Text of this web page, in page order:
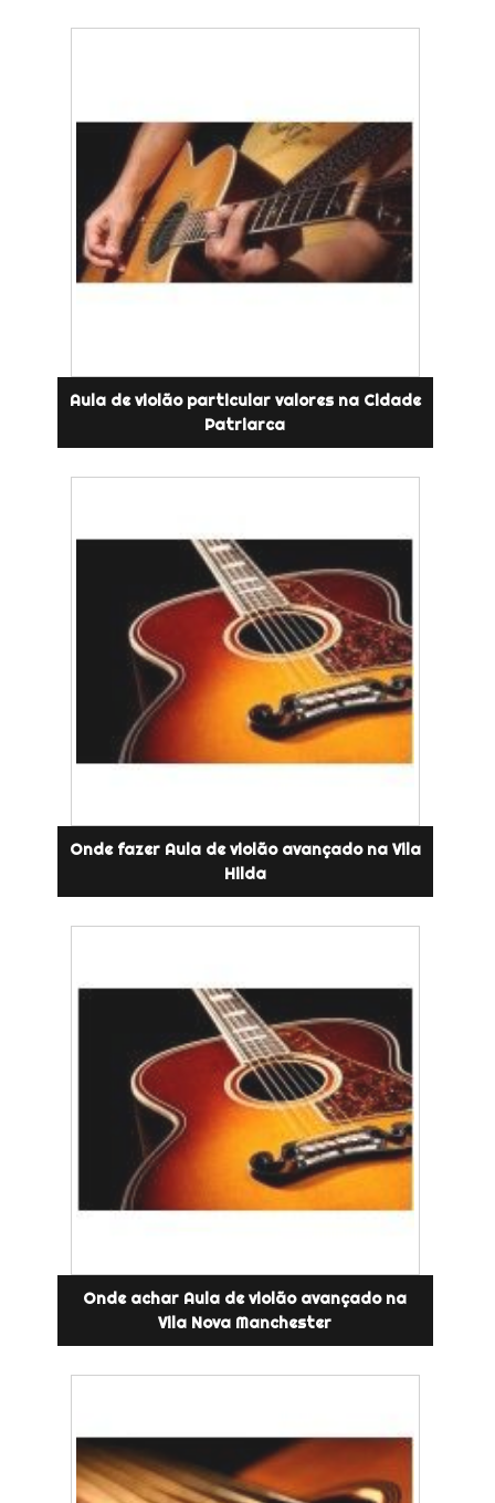
Aula de violão particular valores na Cidade
Patriarca
Onde fazer Aula de violão avançado na Vila
Hilda
Onde achar Aula de violão avançado na
Vila Nova Manchester